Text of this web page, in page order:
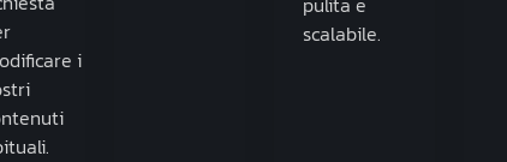
i
scalabile.